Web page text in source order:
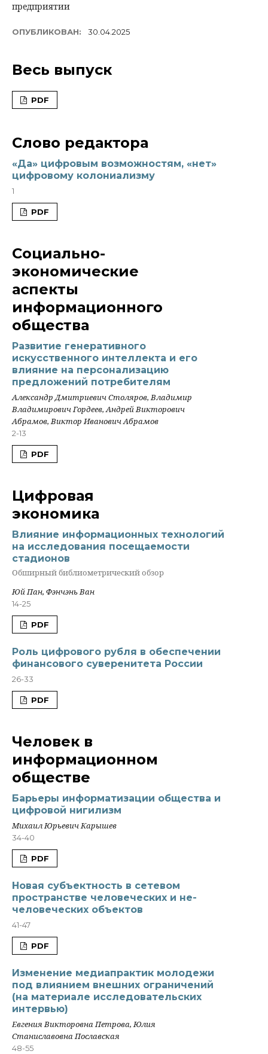
предприятии
ОПУБЛИКОВАН: 30.04.2025
Весь выпуск
PDF
Слово редактора
«Да» цифровым возможностям, «нет»
цифровому колониализму
1
PDF
Социально-
экономические
аспекты
информационного
общества
Развитие генеративного
искусственного интеллекта и его
влияние на персонализацию
предложений потребителям
Александр Дмитриевич Столяров, Владимир
Владимирович Гордеев, Андрей Викторович
Абрамов, Виктор Иванович Абрамов
2-13
PDF
Цифровая
экономика
Влияние информационных технологий
на исследования посещаемости
стадионов
Обширный библиометрический обзор
Юй Пан, Фэнчэнь Ван
14-25
PDF
Роль цифрового рубля в обеспечении
финансового суверенитета России
26-33
PDF
Человек в
информационном
обществе
Барьеры информатизации общества и
цифровой нигилизм
Михаил Юрьевич Карышев
34-40
PDF
Новая субъектность в сетевом
пространстве человеческих и не-
человеческих объектов
41-47
PDF
Изменение медиапрактик молодежи
под влиянием внешних ограничений
(на материале исследовательских
интервью)
Евгения Викторовна Петрова, Юлия
Станиславовна Пославская
48-55